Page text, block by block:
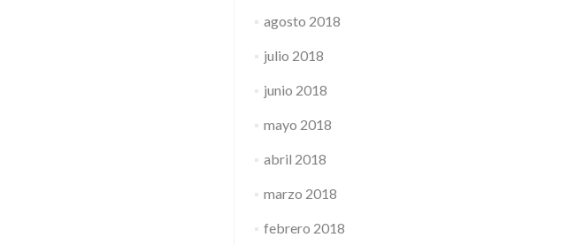
agosto 2018
julio 2018
junio 2018
mayo 2018
abril 2018
marzo 2018
febrero 2018